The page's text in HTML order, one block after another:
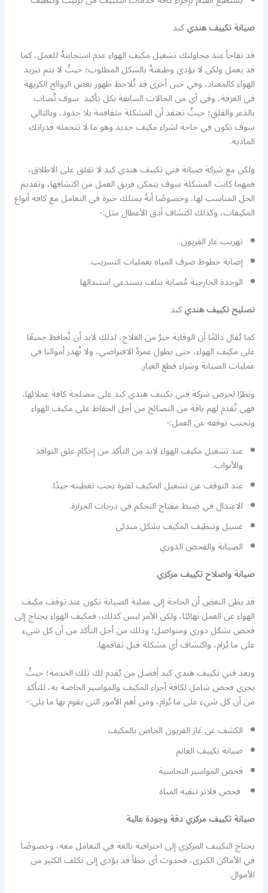
صيانة تكييف هنديكبد
قد تفاجأ عند محاولتك تشغيل مكيف الهواء عدم استجابتهُ للعمل، كما
قد يعمل ولكن لا يؤدي وظيفتهُ بالشكل المطلوب؛ حيثُ لا يتم تبريد
الهواء كالمعتاد، وفي حين أخرى قد تُلاحظ ظهور بعض الروائح الكريهة
في الغرفة، وفي أي من الحالات السابقة بكل تأكيد سوف تُصاب
بالذعر والقلق؛ حيثُ تعتقد أن المشكلة متفاقمة بلا حدود، وبالتالي
سوف تكون في حاجة لشراء مكيف جديد وهو ما لا تتحمله قدراتك
المادية.
ولكن مع شركة صيانة فني تكييف هندي كبد لا تقلق على الاطلاق،
فمهما كانت المشكلة سوف يتمكن فريق العمل من اكتشافها، وتقديم
الحل المناسب لها، وخصوصًا أنهُ يمتلك خبرة في التعامل مع كافة أنواع
المكيفات، وكذلك اكتشاف أدق الأعطال مثل:-
تهريب غاز الفريون.
إصابة خطوط صرف المياه بعمليات التسريب.
الوحدة الخارجية مُصابة بتلف يستدعي استبدالها
تصليح تكييف هنديكبد
كما يُقال دائمًا أن الوقاية خيرُ من العلاج، لذلك لابد أن نُحافظ جميعًا
على مكيف الهواء، حتى يطول عمرهُ الافتراضي، ولا نُهدر أموالنا في
عمليات الصيانة وشراء قطع الغيار.
ونظرًا لحرص شركة فني تكييف هندي كبد على مصلحة كافة عملائها،
فهي تُقدم لهم باقة من النصائح من أجل الحفاظ على مكيف الهواء
وتجنب توقفه عن العمل:-
عند تشغيل مكيف الهواء لابد من التأكد من إحكام غلق النوافذ
والأبواب.
عند التوقف عن تشغيل المكيف لفترة يجب تغطيته جيدًا.
الاعتدال في ضبط مفتاح التحكم في درجات الحرارة.
غسيل وتنظيف المكيف بشكل مبدئي
الصيانة والفحص الدوري
صيانة واصلاح تكييف مركزي
قد يظن البعض أن الحاجة إلى عملية الصيانة تكون عند توقف مكيف
الهواء عن العمل نهائيًا، ولكن الأمر ليس كذلك، فمكيف الهواء يحتاج إلى
فحص بشكل دوري ومتواصل؛ وذلك من أجل التأكد من أن كل شيء
على ما يُرام، واكتشاف أي مشكلة قبل تفاقمها.
ويعد فني تكييف هندي كبد أفضل من يُقدم لك تلك الخدمة؛ حيثُ
يجري فحص شامل لكافة أجزاء المكيف والمواسير الخاصة به، للتأكد
من أن كل شيء على ما يُرام، ومن أهم الأمور التي يقوم بها ما يلي:-
الكشف عن غاز الفريون الخاص بالمكيف
صيانة تكييف الغانم
فحص المواسير النحاسية
فحص فلاتر تنقية المياه
صيانة تكييف مركزي دقة وجودة عالية
يحتاج التكييف المركزي إلى احترافية بالغة في التعامل معه، وخصوصًا
في الأماكن الكبرى، فحدوث أي خطأ قد يؤدي إلى تكلف الكثير من
الأموال.